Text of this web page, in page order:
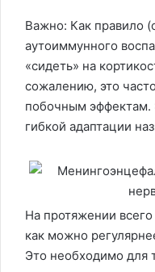
Важно: Как правило
аутоиммунного
«сидеть» на
сожалению, это
побочным эффектам.
гибкой адаптации
На протяжении
как можно
Это необходимо для